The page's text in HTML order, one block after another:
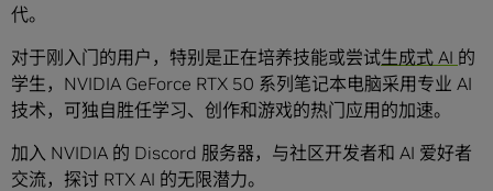
代。
对于刚入门的用户，特别是正在培养技能或尝试生成式 AI 的
学生，NVIDIA GeForce RTX 50 系列笔记本电脑采用专业 AI
技术，可独自胜任学习、创作和游戏的热门应用的加速。
加入 NVIDIA 的 Discord 服务器，与社区开发者和 AI 爱好者
交流，探讨 RTX AI 的无限潜力。